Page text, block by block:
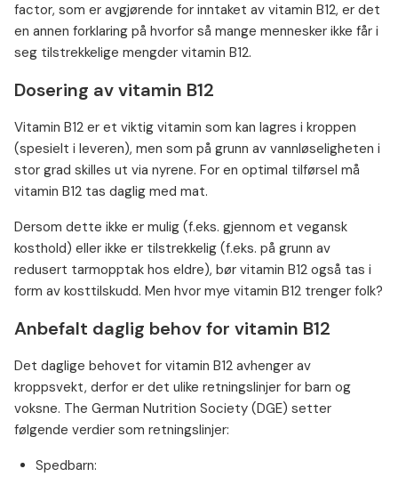
factor, som er avgjørende for inntaket av vitamin B12, er det
en annen forklaring på hvorfor så mange mennesker ikke får i
seg tilstrekkelige mengder vitamin B12.
Dosering av vitamin B12
Vitamin B12 er et viktig vitamin som kan lagres i kroppen
(spesielt i leveren), men som på grunn av vannløseligheten i
stor grad skilles ut via nyrene. For en optimal tilførsel må
vitamin B12 tas daglig med mat.
Dersom dette ikke er mulig (f.eks. gjennom et vegansk
kosthold) eller ikke er tilstrekkelig (f.eks. på grunn av
redusert tarmopptak hos eldre), bør vitamin B12 også tas i
form av kosttilskudd. Men hvor mye vitamin B12 trenger folk?
Anbefalt daglig behov for vitamin B12
Det daglige behovet for vitamin B12 avhenger av
kroppsvekt, derfor er det ulike retningslinjer for barn og
voksne. The German Nutrition Society (DGE) setter
følgende verdier som retningslinjer:
Spedbarn: